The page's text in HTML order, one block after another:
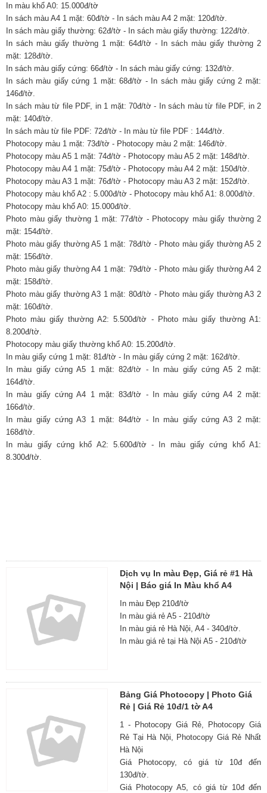
In màu khổ A0: 15.000đ/tờ
In sách màu A4 1 mặt: 60đ/tờ - In sách màu A4 2 mặt: 120đ/tờ.
In sách màu giấy thường: 62đ/tờ - In sách màu giấy thường: 122đ/tờ.
In sách màu giấy thường 1 mặt: 64đ/tờ - In sách màu giấy thường 2
mặt: 128đ/tờ.
In sách màu giấy cứng: 66đ/tờ - In sách màu giấy cứng: 132đ/tờ.
In sách màu giấy cứng 1 mặt: 68đ/tờ - In sách màu giấy cứng 2 mặt:
146đ/tờ.
In sách màu từ file PDF, in 1 mặt: 70đ/tờ - In sách màu từ file PDF, in 2
mặt: 140đ/tờ.
In sách màu từ file PDF: 72đ/tờ - In màu từ file PDF : 144đ/tờ.
Photocopy màu 1 mặt: 73đ/tờ - Photocopy màu 2 mặt: 146đ/tờ.
Photocopy màu A5 1 mặt: 74đ/tờ - Photocopy màu A5 2 mặt: 148đ/tờ.
Photocopy màu A4 1 mặt: 75đ/tờ - Photocopy màu A4 2 mặt: 150đ/tờ.
Photocopy màu A3 1 mặt: 76đ/tờ - Photocopy màu A3 2 mặt: 152đ/tờ.
Photocopy màu khổ A2 : 5.000đ/tờ - Photocopy màu khổ A1: 8.000đ/tờ.
Photocopy màu khổ A0: 15.000đ/tờ.
Photo màu giấy thường 1 mặt: 77đ/tờ - Photocopy màu giấy thường 2
mặt: 154đ/tờ.
Photo màu giấy thường A5 1 mặt: 78đ/tờ - Photo màu giấy thường A5 2
mặt: 156đ/tờ.
Photo màu giấy thường A4 1 mặt: 79đ/tờ - Photo màu giấy thường A4 2
mặt: 158đ/tờ.
Photo màu giấy thường A3 1 mặt: 80đ/tờ - Photo màu giấy thường A3 2
mặt: 160đ/tờ.
Photo màu giấy thường A2: 5.500đ/tờ - Photo màu giấy thường A1:
8.200đ/tờ.
Photocopy màu giấy thường khổ A0: 15.200đ/tờ.
In màu giấy cứng 1 mặt: 81đ/tờ - In màu giấy cứng 2 mặt: 162đ/tờ.
In màu giấy cứng A5 1 mặt: 82đ/tờ - In màu giấy cứng A5 2 mặt:
164đ/tờ.
In màu giấy cứng A4 1 mặt: 83đ/tờ - In màu giấy cứng A4 2 mặt:
166đ/tờ.
In màu giấy cứng A3 1 mặt: 84đ/tờ - In màu giấy cứng A3 2 mặt:
168đ/tờ.
In màu giấy cứng khổ A2: 5.600đ/tờ - In màu giấy cứng khổ A1:
8.300đ/tờ.
Dịch vụ In màu Đẹp, Giá rẻ #1 Hà
Nội | Báo giá In Màu khổ A4
In màu Đẹp 210đ/tờ
In màu giá rẻ A5 - 210đ/tờ
In màu giá rẻ Hà Nội, A4 - 340đ/tờ.
In màu giá rẻ tại Hà Nội A5 - 210đ/tờ
Bảng Giá Photocopy | Photo Giá
Rẻ | Giá Rẻ 10đ/1 tờ A4
1 - Photocopy Giá Rẻ, Photocopy Giá
Rẻ Tại Hà Nội, Photocopy Giá Rẻ Nhất
Hà Nội
Giá Photocopy, có giá từ 10đ đến
130đ/tờ.
Giá Photocopy A5, có giá từ 10đ đến